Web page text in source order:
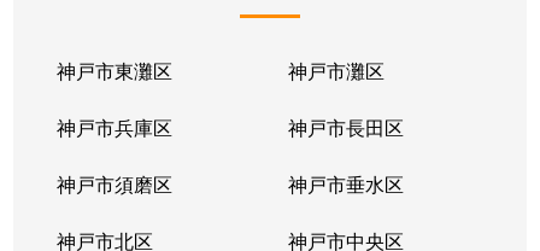
神戸市東灘区 神戸市灘区
神戸市兵庫区 神戸市長田区
神戸市須磨区 神戸市垂水区
神戸市北区 神戸市中央区